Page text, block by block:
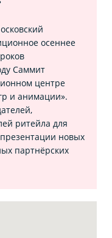
осеннее
Саммит
центре
и анимации».
ритейла для
новых
партнёрских